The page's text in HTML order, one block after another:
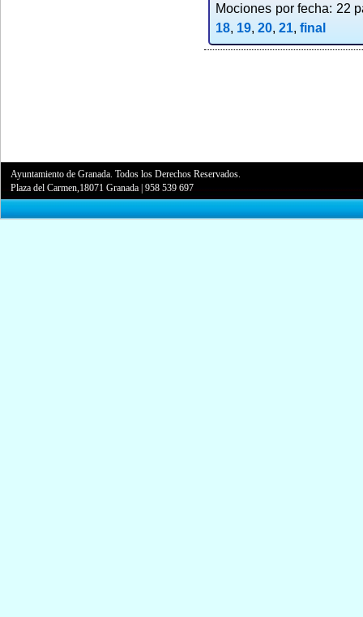
Mociones por fecha: 22
18, 19, 20, 21, final
Ayuntamiento de Granada. Todos los Derechos Reservados.
Plaza del Carmen,18071 Granada |958 539 697